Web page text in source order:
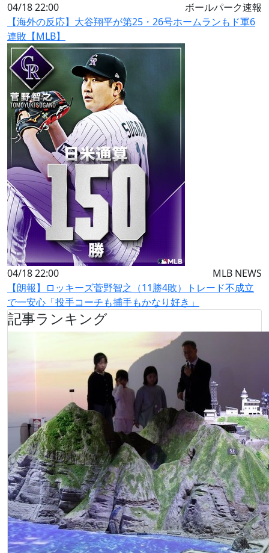
04/18 22:00
ボールパーク速報
【海外の反応】大谷翔平が第25・26号ホームランもド軍6
連敗【MLB】
04/18 22:00
MLB NEWS
【朗報】ロッキーズ菅野智之（11勝4敗）トレード不成立
で一安心「投手コーチも捕手もかなり好き」
記事ランキング